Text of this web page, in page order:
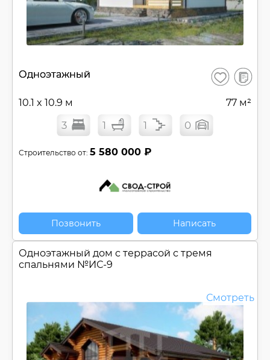
Одноэтажный Сохранить
В
10.1 x 10.9 м 77 м²
3 1 1 0
Строительство от: 5 580 000 ₽
Позвонить Написать
Одноэтажный дом c террасой с тремя
спальнями №ИС-9
Смотреть